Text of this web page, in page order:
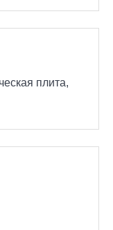
плита,